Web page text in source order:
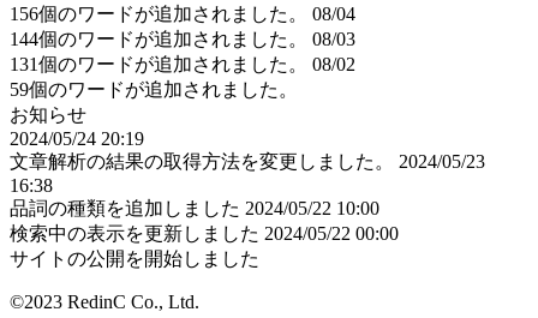
156個のワードが追加されました。
08/04
144個のワードが追加されました。
08/03
131個のワードが追加されました。
08/02
59個のワードが追加されました。
お知らせ
2024/05/24 20:19
文章解析の結果の取得方法を変更しました。
2024/05/23
16:38
品詞の種類を追加しました 2024/05/22 10:00
検索中の表示を更新しました 2024/05/22 00:00
サイトの公開を開始しました
©2023 RedinC Co., Ltd.